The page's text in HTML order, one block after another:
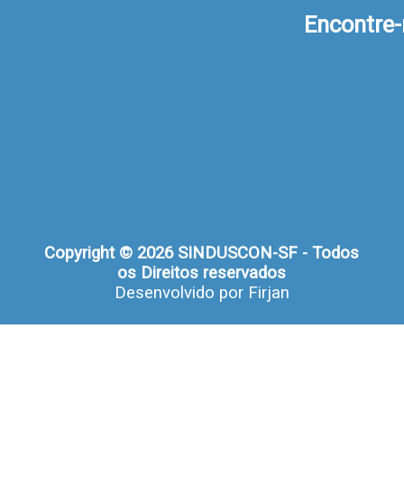
Copyright © 2026 SINDUSCON-SF - Todos
os Direitos reservados
Desenvolvido por Firjan